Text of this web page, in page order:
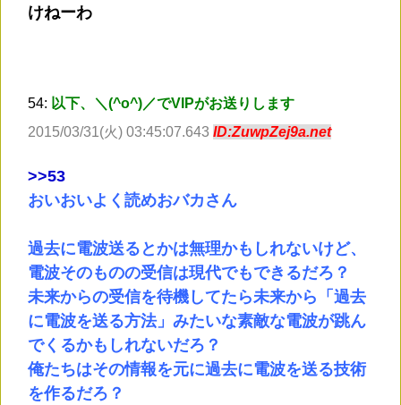
けねーわ
54: 以下、＼(^o^)／でVIPがお送りします
2015/03/31(火) 03:45:07.643 ID:ZuwpZej9a.net
>>53
おいおいよく読めおバカさん
過去に電波送るとかは無理かもしれないけど、
電波そのものの受信は現代でもできるだろ？
未来からの受信を待機してたら未来から「過去
に電波を送る方法」みたいな素敵な電波が跳ん
でくるかもしれないだろ？
俺たちはその情報を元に過去に電波を送る技術
を作るだろ？